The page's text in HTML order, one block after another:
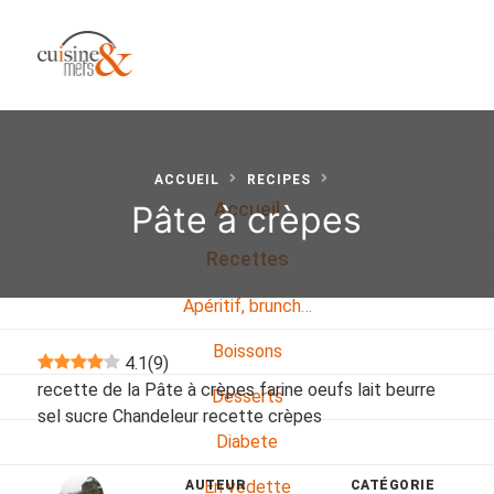
Accueil
Recettes
Apéritif, brunch…
Boissons
Desserts
Diabete
En vedette
ACCUEIL RECIPES
Pâte à crèpes
4.1(9)
recette de la Pâte à crèpes farine oeufs lait beurre
sel sucre Chandeleur recette crèpes
AUTEUR CATÉGORIE